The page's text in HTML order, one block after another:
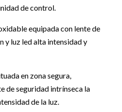
de control.
equipada con lente de
y luz led alta intensidad y
en zona segura,
de seguridad intrínseca la
de la luz.